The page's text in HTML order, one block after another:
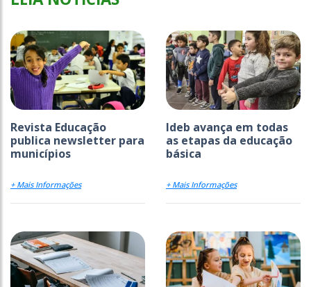
Revista Educação
publica newsletter para
municípios
+ Mais Informações
Ideb avança em todas
as etapas da educação
básica
+ Mais Informações